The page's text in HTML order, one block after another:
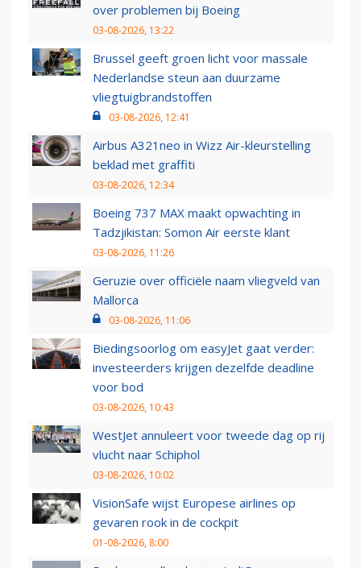
over problemen bij Boeing
03-08-2026, 13:22
Brussel geeft groen licht voor massale
Nederlandse steun aan duurzame
vliegtuigbrandstoffen
03-08-2026, 12:41
Airbus A321neo in Wizz Air-kleurstelling
beklad met graffiti
03-08-2026, 12:34
Boeing 737 MAX maakt opwachting in
Tadzjikistan: Somon Air eerste klant
03-08-2026, 11:26
Geruzie over officiële naam vliegveld van
Mallorca
03-08-2026, 11:06
Biedingsoorlog om easyJet gaat verder:
investeerders krijgen dezelfde deadline
voor bod
03-08-2026, 10:43
WestJet annuleert voor tweede dag op rij
vlucht naar Schiphol
03-08-2026, 10:02
VisionSafe wijst Europese airlines op
gevaren rook in de cockpit
01-08-2026, 8:00